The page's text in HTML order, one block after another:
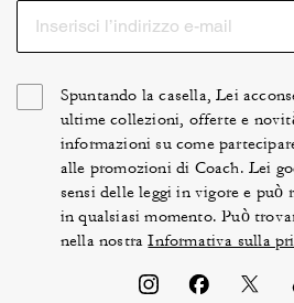
Spuntando la casella, Lei
ultime collezioni, offerte e
informazioni su come
alle promozioni di Coach. Lei
sensi delle leggi in vigore e può
in qualsiasi momento. Può
nella nostraInformativa sulla